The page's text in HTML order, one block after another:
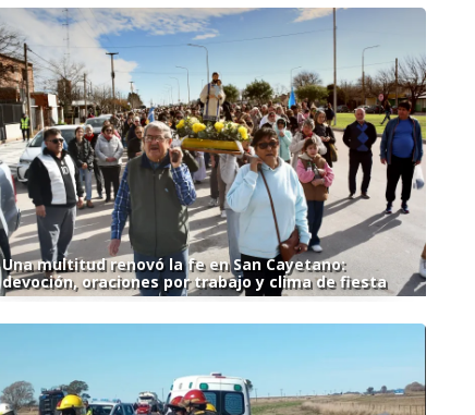
Una multitud renovó la fe en San Cayetano:
devoción, oraciones por trabajo y clima de fiesta